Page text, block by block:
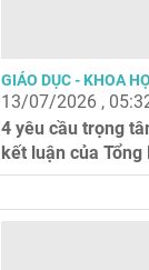
GIÁO DỤC - KHOA
13/07/2026 ,
4 yêu cầu trọng
kết luận của Tổng